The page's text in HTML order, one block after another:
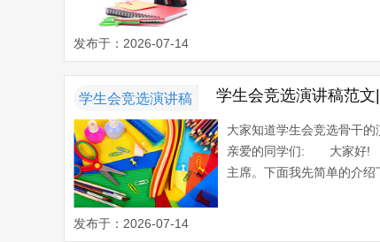
发布于：2026-07-14
学生会竞选演讲稿 学生会竞选演讲稿范
大家知道学生会竞选骨干
亲爱的同学们: 大家好!
主席。下面我先简单的介绍
发布于：2026-07-14